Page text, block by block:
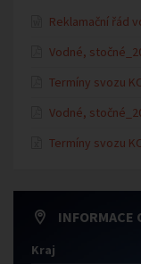
Reklamační řád
Vodné,
Termíny svozu
Vodné,
Termíny svozu
INFORMACE
Kraj